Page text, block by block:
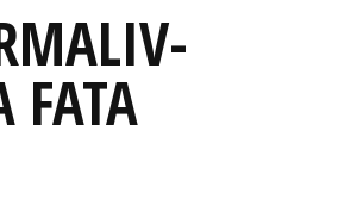
FATA